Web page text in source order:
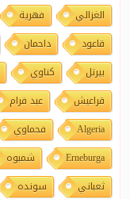
الغزالي
فهرية
قاعود
داحمان
بيرتل
كناوي
قراعيش
عبد فرام
Algeria
فحماوي
Erneburga
شمبوه
ثعباني
سونده